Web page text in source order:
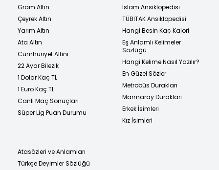
Gram Altın
Çeyrek Altın
Yarım Altın
Ata Altın
Cumhuriyet Altını
22 Ayar Bilezik
1 Dolar Kaç TL
1 Euro Kaç TL
Canlı Maç Sonuçları
Süper Lig Puan Durumu
İslam Ansiklopedisi
TÜBİTAK Ansiklopedisi
Hangi Besin Kaç Kalori
Eş Anlamlı Kelimeler
Sözlüğü
Hangi Kelime Nasıl Yazılır?
En Güzel Sözler
Metrobüs Durakları
Marmaray Durakları
Erkek İsimleri
Kız İsimleri
Atasözleri ve Anlamları
Türkçe Deyimler Sözlüğü